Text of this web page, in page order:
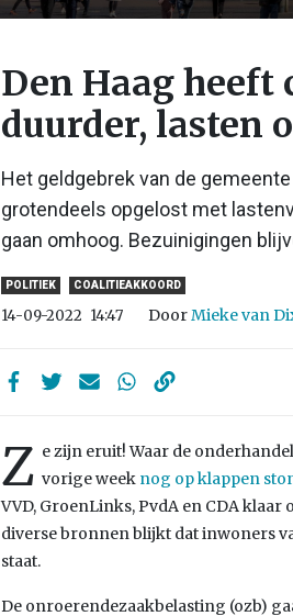
Den Haag
duurder, lasten
Het geldgebrek van de
grotendeels opgelost met
gaan omhoog. Bezuinigingen
POLITIEK COALITIEAKKOORD
14-09-2022 14:47 DoorMieke van
Z e zijn eruit! Waar de
vorige week nog op klappen
VVD, GroenLinks, PvdA en CDA
diverse bronnen blijkt dat inwoners
staat.
De onroerendezaakbelasting (ozb)